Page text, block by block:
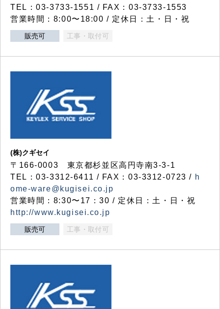
TEL：03-3733-1551 / FAX：03-3733-1553
営業時間：8:00〜18:00 / 定休日：土・日・祝
販売可 工事・取付可
(株)クギセイ
〒166-0003 東京都杉並区高円寺南3-3-1
TEL：03-3312-6411 / FAX：03-3312-0723 / h
ome-ware@kugisei.co.jp
営業時間：8:30〜17：30 / 定休日：土・日・祝
http://www.kugisei.co.jp
販売可 工事・取付可